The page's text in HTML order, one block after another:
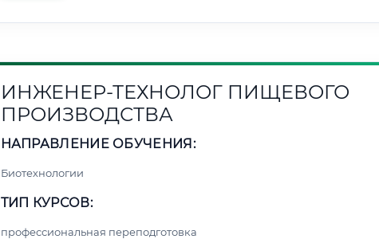
ИНЖЕНЕР-ТЕХНОЛОГ ПИЩЕВОГО
ПРОИЗВОДСТВА
НАПРАВЛЕНИЕ ОБУЧЕНИЯ:
Биотехнологии
ТИП КУРСОВ:
профессиональная переподготовка